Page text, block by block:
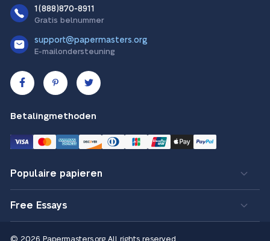
1(888)870-8911
Gratis belnummer
support@papermasters.org
E-mailondersteuning
Betalingmethoden
Populaire papieren
Free Essays
© 2026 Papermasters.org All rights reserved.